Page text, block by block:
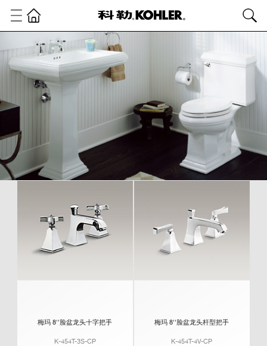
梅玛 8''脸盆龙头十字把手
K-454T-3S-CP
梅玛 8''脸盆龙头杆型把手
K-454T-4V-CP